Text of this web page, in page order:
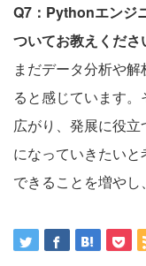
Q7：Pythonエンジ
ついてお教えくださ
まだデータ分析や
ると感じています
広がり、発展に役
になっていきたい
できることを増やし